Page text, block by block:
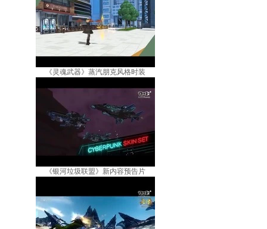
《灵魂武器》蒸汽朋克风格时装
《银河垃圾联盟》新内容预告片